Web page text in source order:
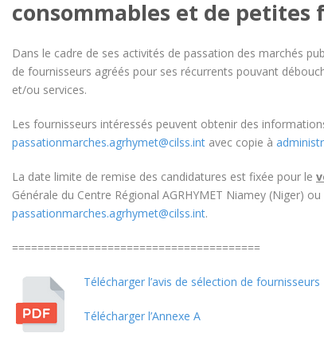
consommables et de
Dans le cadre de ses activités de passation des marchés
de fournisseurs agréés pour ses récurrents pouvant
et/ou services.
Les fournisseurs intéressés peuvent obtenir des
passationmarches.agrhymet@cilss.int avec copie à
La date limite de remise des candidatures est fixée pour le
Générale du Centre Régional AGRHYMET Niamey (Niger)
passationmarches.agrhymet@cilss.int.
=======================================
Télécharger l’avis de sélection de fournisseurs
Télécharger l’Annexe A